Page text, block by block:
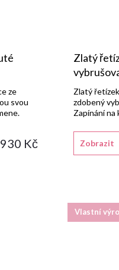
Kč
ze
svou
Zlatý
Zobrazit
Zlatý
zdobený
Zapínání na
Vlastní